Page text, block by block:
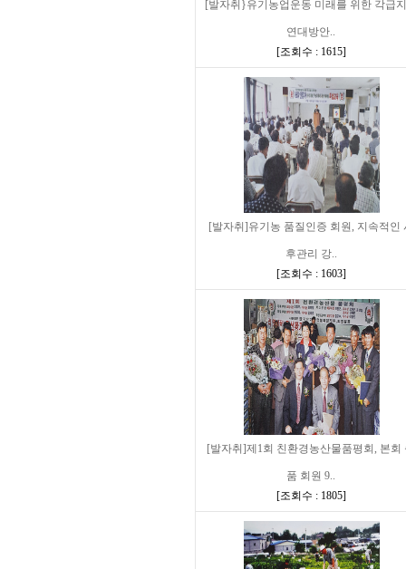
[발자취}유기농업운동 미래를 위한 각급
연대방안..
[조회수 : 1615]
[발자취]유기농 품질인증 회원, 지속적인
후관리 강..
[조회수 : 1603]
[발자취]제1회 친환경농산물품평회, 본회
품 회원 9..
[조회수 : 1805]